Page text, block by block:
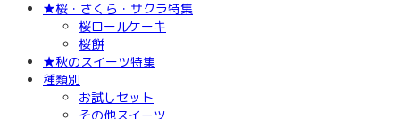
★桜・さくら・サクラ特集
桜ロールケーキ
桜餅
★秋のスイーツ特集
種類別
お試しセット
その他スイーツ